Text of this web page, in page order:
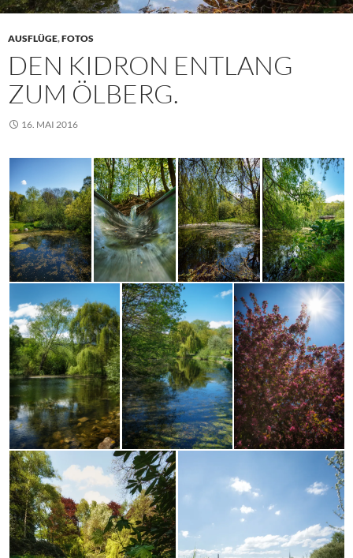
AUSFLÜGE,FOTOS
DEN KIDRON ENTLANG
ZUM ÖLBERG.
16. MAI 2016